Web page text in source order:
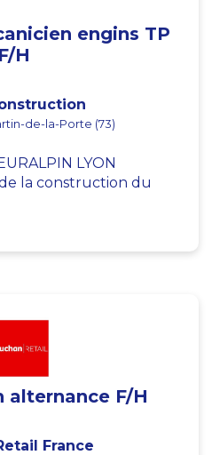
engins TP
F/H
de-la-Porte (73)
LYON
la construction du
alternance F/H
France